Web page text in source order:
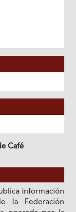
Café
información
la Federación